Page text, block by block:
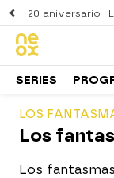
20 aniversario
SERIES
LOS
Los
Los